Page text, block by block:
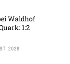
Waldhof
1:2
2026